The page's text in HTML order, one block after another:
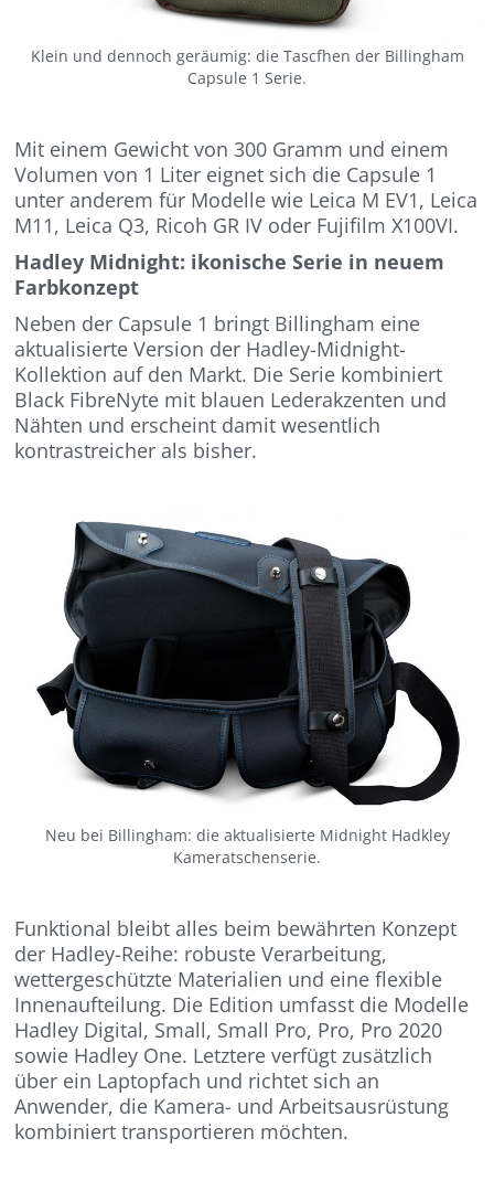
Klein und dennoch geräumig: die Tascfhen der Billingham
Capsule 1 Serie.
Mit einem Gewicht von 300 Gramm und einem
Volumen von 1 Liter eignet sich die Capsule 1
unter anderem für Modelle wie Leica M EV1, Leica
M11, Leica Q3, Ricoh GR IV oder Fujifilm X100VI.
Hadley Midnight: ikonische Serie in neuem
Farbkonzept
Neben der Capsule 1 bringt Billingham eine
aktualisierte Version der Hadley-Midnight-
Kollektion auf den Markt. Die Serie kombiniert
Black FibreNyte mit blauen Lederakzenten und
Nähten und erscheint damit wesentlich
kontrastreicher als bisher.
Neu bei Billingham: die aktualisierte Midnight Hadkley
Kameratschenserie.
Funktional bleibt alles beim bewährten Konzept
der Hadley-Reihe: robuste Verarbeitung,
wettergeschützte Materialien und eine flexible
Innenaufteilung. Die Edition umfasst die Modelle
Hadley Digital, Small, Small Pro, Pro, Pro 2020
sowie Hadley One. Letztere verfügt zusätzlich
über ein Laptopfach und richtet sich an
Anwender, die Kamera- und Arbeitsausrüstung
kombiniert transportieren möchten.